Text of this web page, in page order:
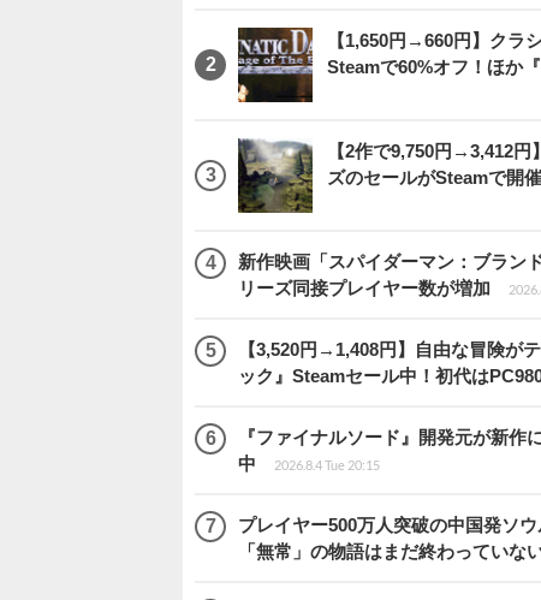
【1,650円→660円】クラ
Steamで60%オフ！ほか
【2作で9,750円→3,412
ズのセールがSteamで開
新作映画「スパイダーマン：ブラン
リーズ同接プレイヤー数が増加
【3,520円→1,408円】自由な冒険が
ック』Steamセール中！初代は
『ファイナルソード』開発元が新
中
2026.8.4 Tue 20:15
プレイヤー500万人突破の中国発ソ
「無常」の物語はまだ終わっていな